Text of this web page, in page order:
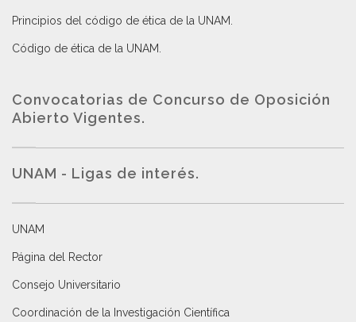
Principios del código de ética de la UNAM
Código de ética de la UNAM
Convocatorias de Concurso de Oposición
Abierto Vigentes.
UNAM - Ligas de interés.
UNAM
Página del Rector
Consejo Universitario
Coordinación de la Investigación Científica